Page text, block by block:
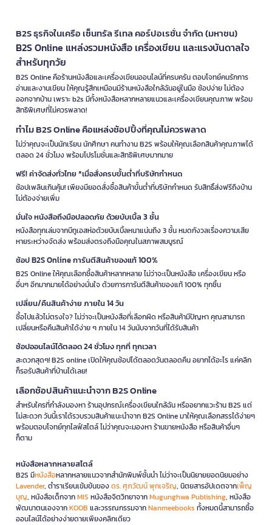
B2S ธุรกิจในเครือ เซ็นทรัล รีเทล คอร์ปอเรชั่น จำกัด (มหาชน)
B2S Online แหล่งรวมหนังสือ เครื่องเขียน และแรงบันดาลใจ
สำหรับทุกวัย
B2S Online คือร้านหนังสือและเครื่องเขียนออนไลน์ที่ครบครัน ตอบโจทย์คนรักการ
อ่านและงานเขียน ให้คุณรู้สึกเหมือนมีร้านหนังสือใกล้ฉันอยู่ในมือ ช้อปง่าย ไม่ต้อง
ออกจากบ้าน เพราะ b2s มีทั้งหนังสือหลากหลายแนวและเครื่องเขียนคุณภาพ พร้อม
สิทธิพิเศษที่ไม่ควรพลาด!
ทำไม B2S Online คือแหล่งช้อปปิ้งที่คุณไม่ควรพลาด
ไม่ว่าคุณจะเป็นนักเรียน นักศึกษา คนทำงาน B2S พร้อมให้คุณเลือกสินค้าคุณภาพได้
ตลอด 24 ชั่วโมง พร้อมโปรโมชั่นและสิทธิพิเศษมากมาย
ฟรี! ค่าจัดส่งทั่วไทย *เมื่อสั่งครบขั้นต่ำที่บริษัทกำหนด
ช้อปเพลินเกินคุ้ม! เพียงมียอดสั่งซื้อสินค้าขั้นต่ำที่บริษัทกำหนด รับสิทธิ์ส่งฟรีถึงบ้าน
ไม่ต้องจ่ายเพิ่ม
มั่นใจ หนังสือถึงมือปลอดภัย ด้วยบับเบิ้ล 3 ชั้น
หนังสือทุกเล่มจากบีทูเอสห่อด้วยบับเบิ้ลหนาแน่นถึง 3 ชั้น หมดกังวลเรื่องความเสีย
หายระหว่างจัดส่ง พร้อมส่งตรงถึงมือคุณในสภาพสมบูรณ์
ช้อป B2S Online การันตีสินค้าของแท้ 100%
B2S Online ให้คุณเลือกซื้อสินค้าหลากหลาย ไม่ว่าจะเป็นหนังสือ เครื่องเขียน หรือ
อื่นๆ อีกมากมายได้อย่างมั่นใจ ด้วยการการันตีสินค้าของแท้ 100% ทุกชิ้น
เปลี่ยน/คืนสินค้าง่าย ภายใน 14 วัน
ซื้อไปแล้วไม่ตรงใจ? ไม่ว่าจะเป็นหนังสือที่เลือกผิด หรือสินค้ามีปัญหา คุณสามารถ
เปลี่ยนหรือคืนสินค้าได้ง่าย ๆ ภายใน 14 วันนับจากวันที่ได้รับสินค้า
ช้อปออนไลน์ได้ตลอด 24 ชั่วโมง ทุกที่ ทุกเวลา
สะดวกสุดๆ! B2S online เปิดให้คุณช้อปได้ตลอดวันตลอดคืน อยากได้อะไร แค่คลิก
ก็รอรับสินค้าที่บ้านได้เลย!
เลือกช้อปสินค้าแนะนำจาก B2S Online
สำหรับใครที่กำลังมองหา ร้านอุปกรณ์เครื่องเขียนใกล้ฉัน หรืออยากแวะร้าน B2S แต่
ไม่สะดวก วันนี้เราได้รวบรวมสินค้าแนะนำจาก B2S Online มาให้คุณเลือกสรรได้ง่ายๆ
พร้อมตอบโจทย์ทุกไลฟ์สไตล์ ไม่ว่าคุณจะมองหา ร้านขายหนังสือ หรือสินค้าอื่นๆ
ก็ตาม
หนังสือหลากหลายสไตล์
B2S มีหนังสือหลากหลายแนวจากสำนักพิมพ์ชั้นนำ ไม่ว่าจะเป็นนิยายยอดนิยมอย่าง
Lavender, ตำราเรียนเข้มข้นของดร. ศุภวัฒน์ พุกเจริญ, นิตยสารอัปเดตจากเพ็ญ
บุญ, หนังสือเด็กจากMIS หนังสือจิตวิทยาจากMugunghwa Publishing, หนังสือ
พัฒนาตนเองจากKOOB และวรรณกรรมจากNanmeebooks ทั้งหมดนี้สามารถซื้อ
ออนไลน์ได้อย่างง่ายดายเพียงคลิกเดียว